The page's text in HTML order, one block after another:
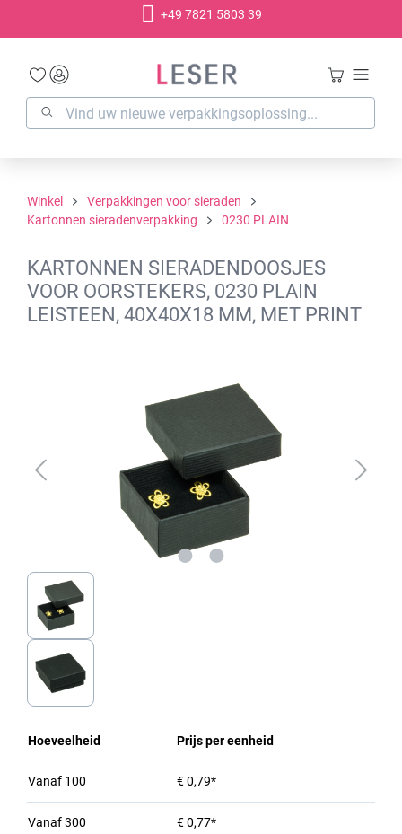
+49 7821 5803 39
Winkel
Verpakkingen voor sieraden
Kartonnen sieradenverpakking
0230 PLAIN
KARTONNEN SIERADENDOOSJES
VOOR OORSTEKERS, 0230 PLAIN
LEISTEEN, 40X40X18 MM, MET PRINT
Hoeveelheid Prijs per eenheid
Vanaf 100 € 0,79*
Vanaf300 € 0,77*